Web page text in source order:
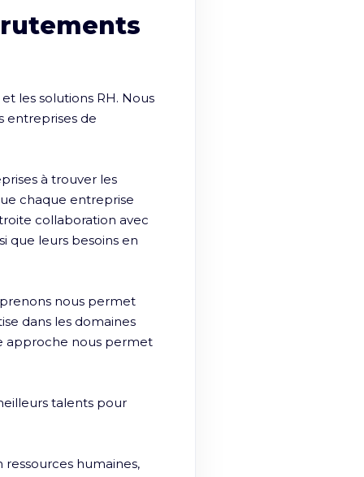
les solutions RH. Nous
entreprises de
à trouver les
chaque entreprise
collaboration avec
que leurs besoins en
nous permet
dans les domaines
approche nous permet
talents pour
humaines,